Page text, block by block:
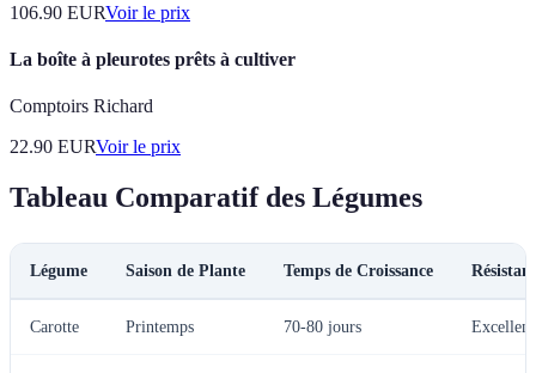
106.90 EURVoir le prix
La boîte à pleurotes prêts à cultiver
Comptoirs Richard
22.90 EURVoir le prix
Tableau Comparatif des Légumes
Légume Saison de Plante Temps de Croissance
Carotte Printemps 70-80 jours